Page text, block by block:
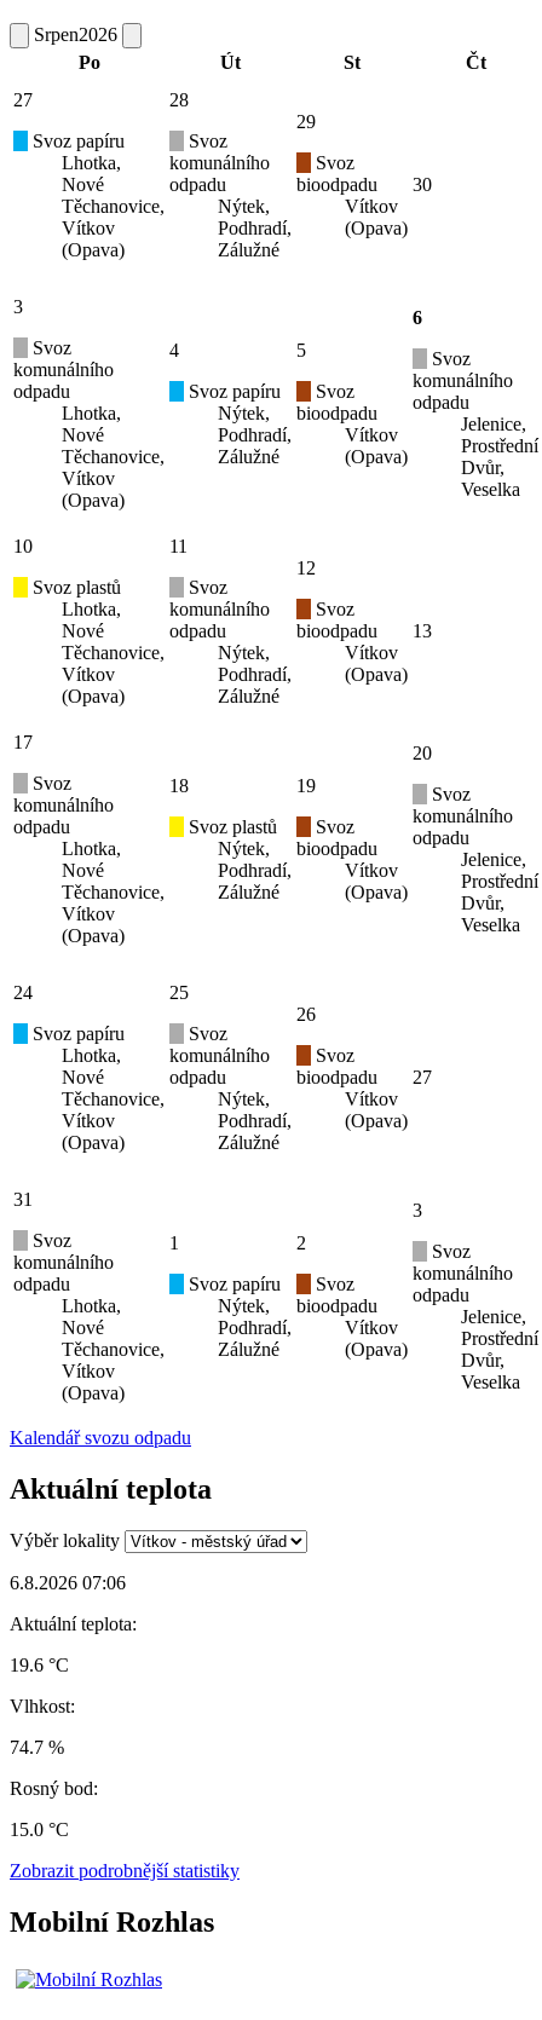
Srpen2026
Po
Út St
Čt
27
Svoz papíru
Lhotka,
Nové
Těchanovice,
Vítkov
(Opava)
28
Svoz
komunálního
odpadu
Nýtek,
Podhradí,
Zálužné
29
Svoz
bioodpadu
Vítkov
(Opava)
30
3
Svoz
komunálního
odpadu
Lhotka,
Nové
Těchanovice,
Vítkov
(Opava)
4
Svoz papíru
Nýtek,
Podhradí,
Zálužné
5
Svoz
bioodpadu
Vítkov
(Opava)
6
Svoz
komunálního
odpadu
Jelenice,
Prostřední
Dvůr,
Veselka
10
Svoz plastů
Lhotka,
Nové
Těchanovice,
Vítkov
(Opava)
11
Svoz
komunálního
odpadu
Nýtek,
Podhradí,
Zálužné
12
Svoz
bioodpadu
Vítkov
(Opava)
13
17
Svoz
komunálního
odpadu
Lhotka,
Nové
Těchanovice,
Vítkov
(Opava)
18
Svoz plastů
Nýtek,
Podhradí,
Zálužné
19
Svoz
bioodpadu
Vítkov
(Opava)
20
Svoz
komunálního
odpadu
Jelenice,
Prostřední
Dvůr,
Veselka
24
Svoz papíru
Lhotka,
Nové
Těchanovice,
Vítkov
(Opava)
25
Svoz
komunálního
odpadu
Nýtek,
Podhradí,
Zálužné
26
Svoz
bioodpadu
Vítkov
(Opava)
27
31
Svoz
komunálního
odpadu
Lhotka,
Nové
Těchanovice,
Vítkov
(Opava)
1
Svoz papíru
Nýtek,
Podhradí,
Zálužné
2
Svoz
bioodpadu
Vítkov
(Opava)
3
Svoz
komunálního
odpadu
Jelenice,
Prostřední
Dvůr,
Veselka
Kalendář svozu odpadu
Aktuální teplota
Výběr lokality
6.8.2026 07:06
Aktuální teplota:
19.6 °C
Vlhkost:
74.7 %
Rosný bod:
15.0 °C
Zobrazit podrobnější statistiky
Mobilní Rozhlas